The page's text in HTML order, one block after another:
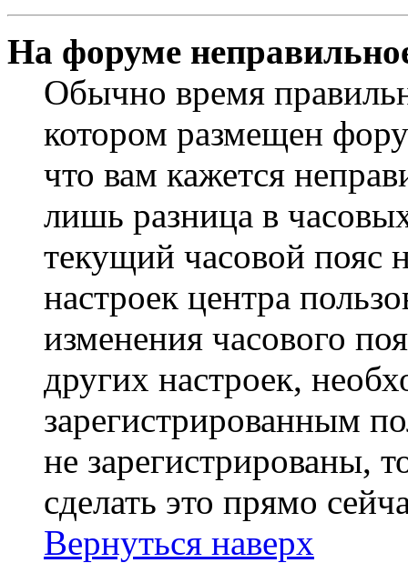
На форуме
Обычно время
котором размещен
что вам кажется
лишь разница в
текущий часовой пояс
настроек центра
изменения часового
других настроек,
зарегистрированным
не зарегистрированы,
сделать это прямо
Вернуться наверх